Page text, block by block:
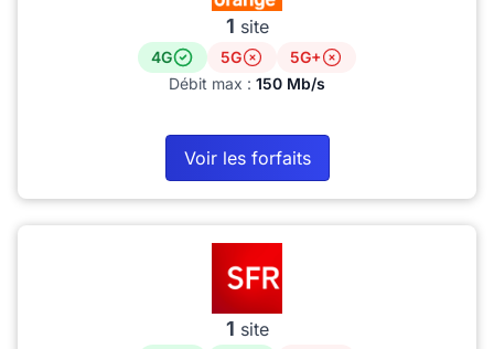
1 site
4G 5G
5G+
Débit max : 150 Mb/s
Voir les forfaits
1 site